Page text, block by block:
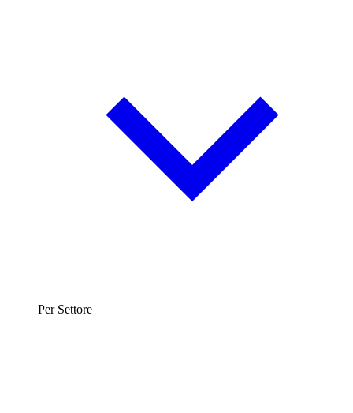
Per Settore